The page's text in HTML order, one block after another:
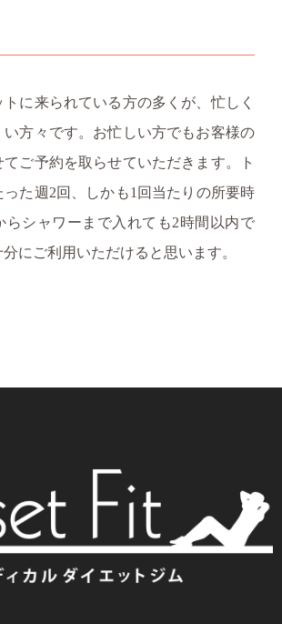
トに来られている方の多くが、忙しく
い方々です。お忙しい方でもお客様の
てご予約を取らせていただきます。ト
った週2回、しかも1回当たりの所要時
らシャワーまで入れても2時間以内で
にご利用いただけると思います。